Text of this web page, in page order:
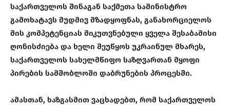
საქართველოს შინაგან საქმეთა სამინისტრო
გამოხატავს მუდმივ მზადყოფნას, განახორციელოს
მის კომპეტენციას მიკუთვნებული ყველა შესაბამისი
ღონისძიება და ხელი შეუწყოს უკრაინულ მხარეს,
საქართველოს სახელმწიფო საზღვართან მყოფი
პირების სამშობლოში დაბრუნების პროცესში.
ამასთან, ხაზგასმით ვაცხადებთ, რომ საქართველოს